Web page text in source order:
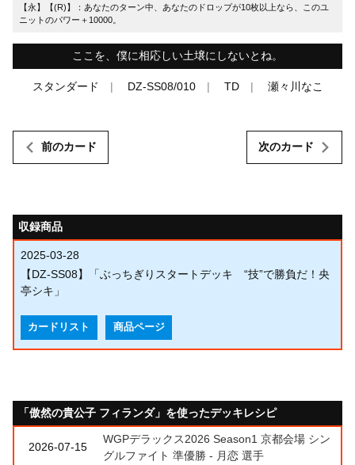
【永】【(R)】：あなたのターン中、あなたのドロップが10枚以上なら、このユ
ニットのパワー＋10000。
ここを、僕に相応しい土壌にしないとね。
スタンダード DZ-SS08/010 TD 瀬々川なこ
前のカード 次のカード
収録商品
2025-03-28
【DZ-SS08】「ぶっちぎりスタートデッキ “技”で勝負だ！央
亭シキ」
カードリスト 商品ページ
「傲然の貴公子 フィランダ」を使ったデッキレシピ
2026-07-15
WGPデラックス2026 Season1 京都会場 シン
グルファイト 準優勝 - 月恋 選手